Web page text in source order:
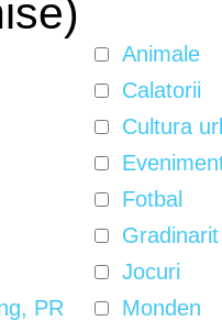
Animale
Calatorii
Cultura
Fotbal
Gradinarit
Jocuri
PR
Monden